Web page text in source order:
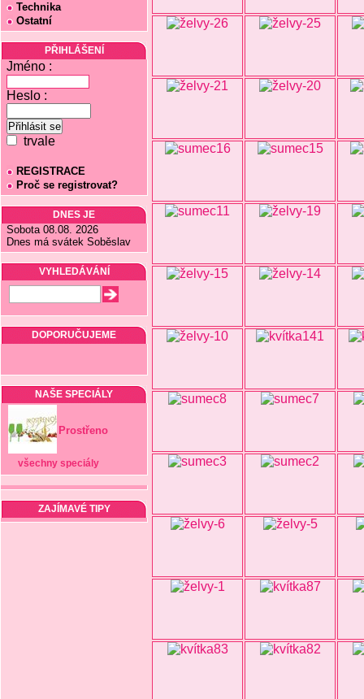
Technika
Ostatní
PŘIHLÁŠENÍ
Jméno :
Heslo :
trvale
REGISTRACE
Proč se registrovat?
DNES JE
Sobota 08.08. 2026
Dnes má svátek Soběslav
VYHLEDÁVÁNÍ
DOPORUČUJEME
NAŠE SPECIÁLY
Prostřeno
všechny speciály
ZAJÍMAVÉ TIPY